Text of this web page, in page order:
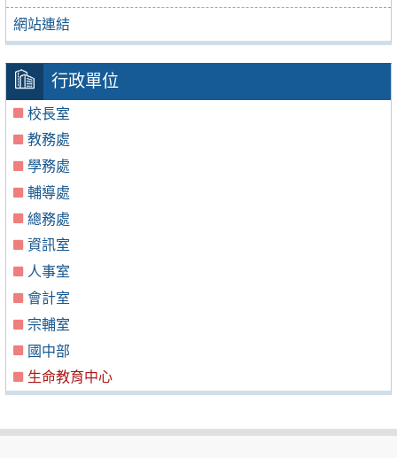
網站連結
行政單位
校長室
教務處
學務處
輔導處
總務處
資訊室
人事室
會計室
宗輔室
國中部
生命教育中心